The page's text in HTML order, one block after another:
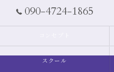
090-4724-1865
スクール